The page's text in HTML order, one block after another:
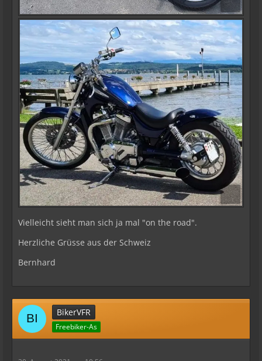
Vielleicht sieht man sich ja mal "on the road".
Herzliche Grüsse aus der Schweiz
Bernhard
BikerVFR
Freebiker-As